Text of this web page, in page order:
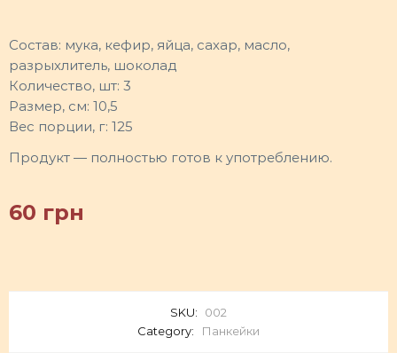
Состав: мука, кефир, яйца, сахар, масло,
разрыхлитель, шоколад
Количество, шт: 3
Размер, см: 10,5
Вес порции, г: 125
Продукт — полностью готов к употреблению.
60 грн
SKU:
002
Category:
Панкейки